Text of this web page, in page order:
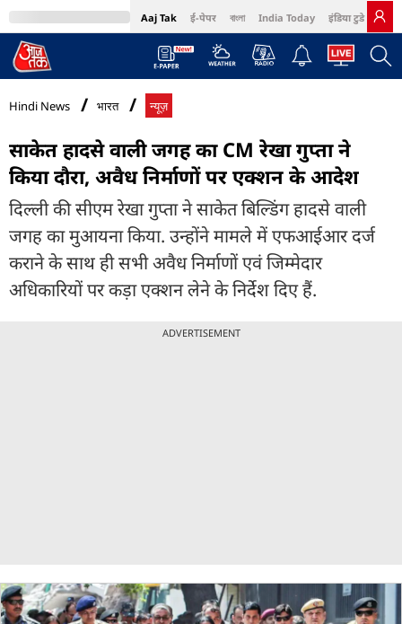
Aaj Tak ई-पेपर বাংলা India Today इंडिया टुडे हिंदी
MumbaiTak Cosmopolitan Harper's Bazaar Northeast
Hindi News भारत न्यूज़
साकेत हादसे वाली जगह का CM रेखा गुप्ता ने
किया दौरा, अवैध निर्माणों पर एक्शन के आदेश
दिल्ली की सीएम रेखा गुप्ता ने साकेत बिल्डिंग हादसे वाली
जगह का मुआयना किया. उन्होंने मामले में एफआईआर दर्ज
कराने के साथ ही सभी अवैध निर्माणों एवं जिम्मेदार
अधिकारियों पर कड़ा एक्शन लेने के निर्देश दिए हैं.
ADVERTISEMENT